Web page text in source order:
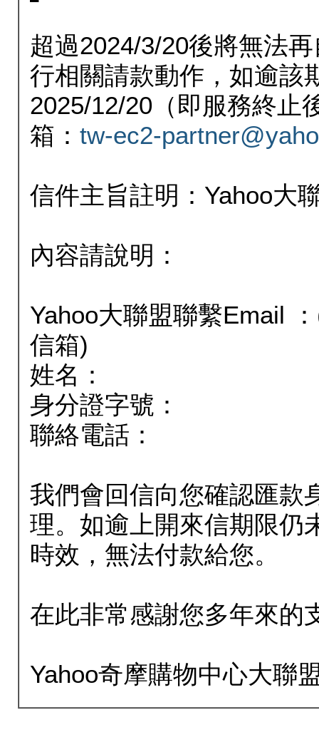
超過2024/3/20後將無法
行相關請款動作，如逾該
2025/12/20（即服務終止
箱： tw-ec2-
信件主旨註明：Yahoo大
內容請說明：
Yahoo大聯盟聯繫Email
信箱)
姓名：
身分證字號：
聯絡電話：
我們會回信向您確認匯款
理。如逾上開來信期限仍
時效，無法付款給您。
在此非常感謝您多年來的
Yahoo奇摩購物中心大